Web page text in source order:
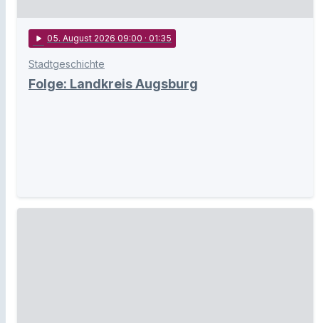
play_arrow 05. August 2026 09:00 · 01:35
Stadtgeschichte
Folge: Landkreis Augsburg